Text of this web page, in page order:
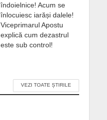
îndoielnice! Acum se
înlocuiesc iarăși dalele!
Viceprimarul Apostu
explică cum dezastrul
este sub control!
VEZI TOATE ȘTIRILE